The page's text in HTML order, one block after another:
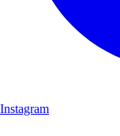
Instagram